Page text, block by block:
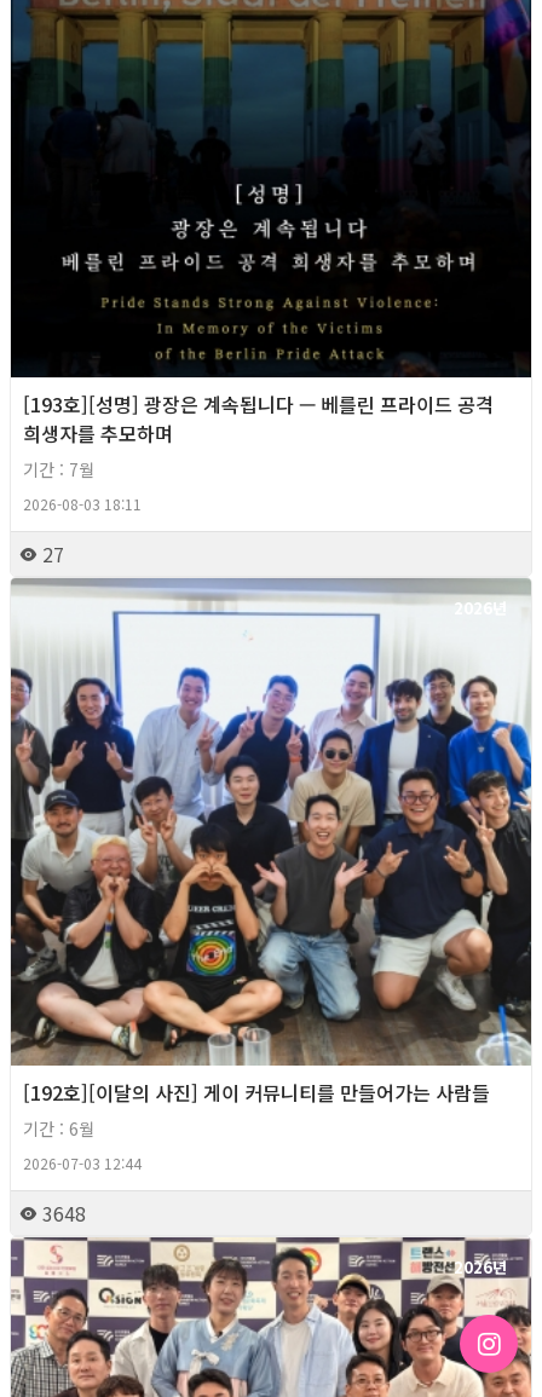
[193호][성명] 광장은 계속됩니다 — 베를린 프라이드 공격
희생자를 추모하며
기간 : 7월
2026-08-03 18:11
27
2026년
[192호][이달의 사진] 게이 커뮤니티를 만들어가는 사람들
기간 : 6월
2026-07-03 12:44
3648
2026년